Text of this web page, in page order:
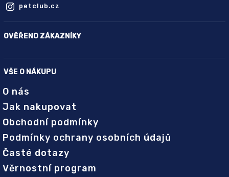
petclub.cz
OVĚŘENO ZÁKAZNÍKY
VŠE O NÁKUPU
O nás
Jak nakupovat
Obchodní podmínky
Podmínky ochrany osobních údajů
Časté dotazy
Věrnostní program